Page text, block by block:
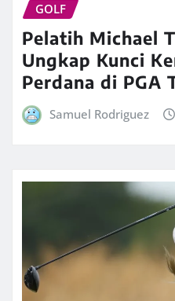
GOLF
Pelatih Michael
Ungkap Kunci
Perdana di PGA
Samuel Rodriguez